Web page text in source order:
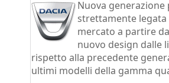
Nuova
strettamente legata
mercato a partire
nuovo design dalle
rispetto alla precedente
ultimi modelli della gamma